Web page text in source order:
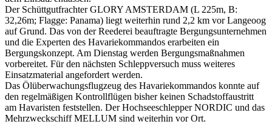
Der Schüttgutfrachter GLORY AMSTERDAM (L 225m, B:
32,26m; Flagge: Panama) liegt weiterhin rund 2,2 km vor Langeoog
auf Grund. Das von der Reederei beauftragte Bergungsunternehmen
und die Experten des Havariekommandos erarbeiten ein
Bergungskonzept. Am Dienstag werden Bergungsmaßnahmen
vorbereitet. Für den nächsten Schleppversuch muss weiteres
Einsatzmaterial angefordert werden.
Das Ölüberwachungsflugzeug des Havariekommandos konnte auf
den regelmäßigen Kontrollflügen bisher keinen Schadstoffaustritt
am Havaristen feststellen. Der Hochseeschlepper NORDIC und das
Mehrzweckschiff MELLUM sind weiterhin vor Ort.